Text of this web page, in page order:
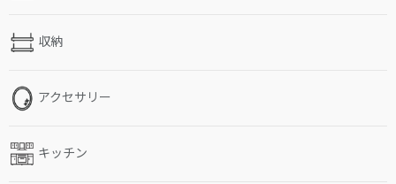
収納
アクセサリー
キッチン